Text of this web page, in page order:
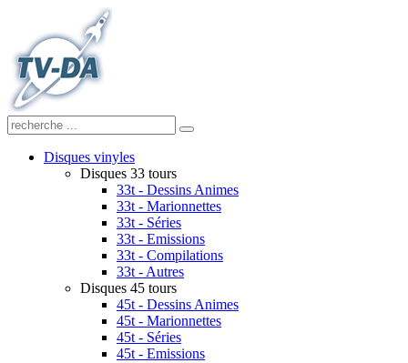
Disques vinyles
Disques 33 tours
33t - Dessins Animes
33t - Marionnettes
33t - Séries
33t - Emissions
33t - Compilations
33t - Autres
Disques 45 tours
45t - Dessins Animes
45t - Marionnettes
45t - Séries
45t - Emissions